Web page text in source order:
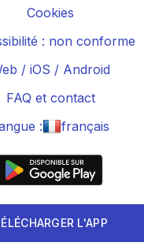
L'APP
Cookies
: non conforme
/ iOS / Android
FAQ et contact
:
français